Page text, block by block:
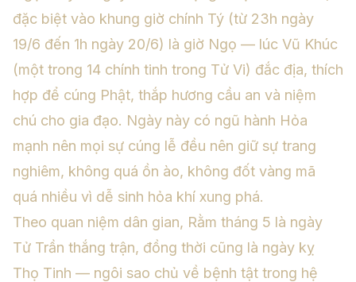
đặc biệt vào khung giờ chính Tý (từ 23h ngày
19/6 đến 1h ngày 20/6) là giờ Ngọ — lúc Vũ Khúc
(một trong 14 chính tinh trong Tử Vi) đắc địa, thích
hợp để cúng Phật, thắp hương cầu an và niệm
chú cho gia đạo. Ngày này có ngũ hành Hỏa
mạnh nên mọi sự cúng lễ đều nên giữ sự trang
nghiêm, không quá ồn ào, không đốt vàng mã
quá nhiều vì dễ sinh hỏa khí xung phá.
Theo quan niệm dân gian, Rằm tháng 5 là ngày
Tử Trần thắng trận, đồng thời cũng là ngày kỵ
Thọ Tinh — ngôi sao chủ về bệnh tật trong hệ